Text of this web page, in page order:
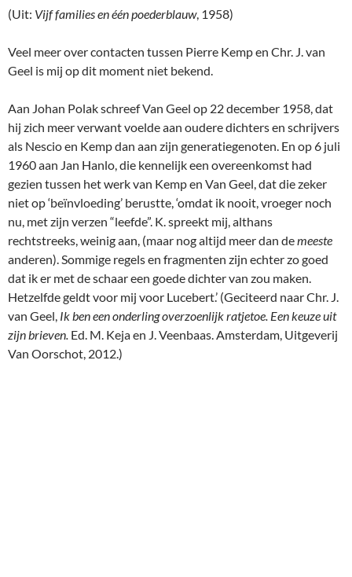
(Uit: Vijf families en één poederblauw, 1958)
Veel meer over contacten tussen Pierre Kemp en Chr. J. van
Geel is mij op dit moment niet bekend.
Aan Johan Polak schreef Van Geel op 22 december 1958, dat
hij zich meer verwant voelde aan oudere dichters en schrijvers
als Nescio en Kemp dan aan zijn generatiegenoten. En op 6 juli
1960 aan Jan Hanlo, die kennelijk een overeenkomst had
gezien tussen het werk van Kemp en Van Geel, dat die zeker
niet op ‘beïnvloeding’ berustte, ‘omdat ik nooit, vroeger noch
nu, met zijn verzen “leefde”. K. spreekt mij, althans
rechtstreeks, weinig aan, (maar nog altijd meer dan demeeste
anderen). Sommige regels en fragmenten zijn echter zo goed
dat ik er met de schaar een goede dichter van zou maken.
Hetzelfde geldt voor mij voor Lucebert.’ (Geciteerd naar Chr. J.
van Geel, Ik ben een onderling overzoenlijk ratjetoe. Een keuze uit
zijn brieven. Ed. M. Keja en J. Veenbaas. Amsterdam, Uitgeverij
Van Oorschot, 2012.)